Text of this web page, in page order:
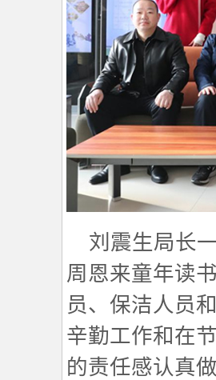
刘震生局长
周恩来童年读
员、保洁人员
辛勤工作和在
的责任感认真